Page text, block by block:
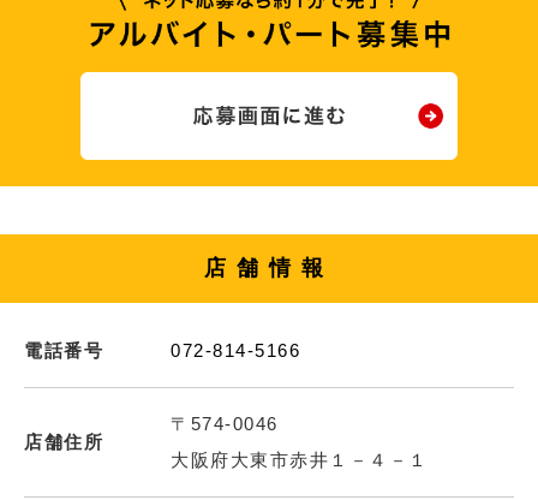
店舗情報
電話番号 072-814-5166
店舗住所
〒574-0046
大阪府大東市赤井１－４－１